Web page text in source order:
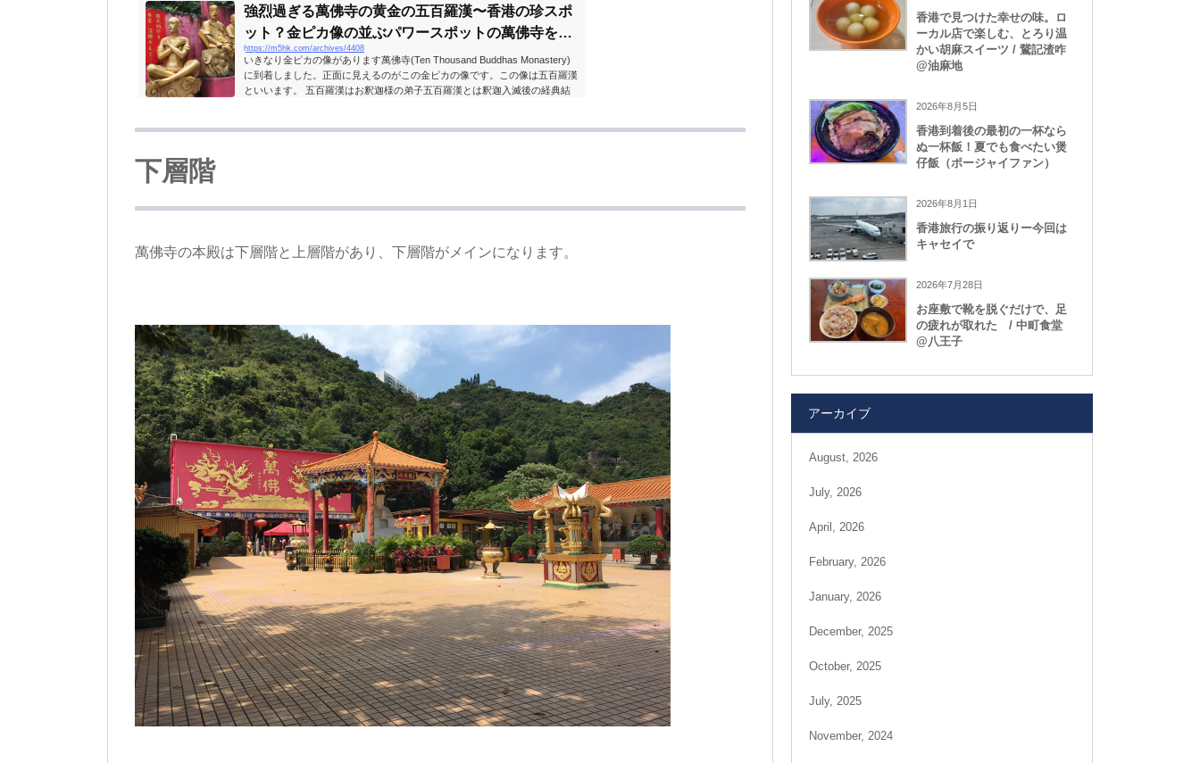
強烈過ぎる萬佛寺の黄金の五百羅漢〜香港の珍スポ
ット？金ピカ像の並ぶパワースポットの萬佛寺を探
索(2)
https://m5hk.com/archives/4408
いきなり金ピカの像があります萬佛寺(Ten Thousand Buddhas Monastery)
に到着しました。正面に見えるのがこの金ピカの像です。この像は五百羅漢
といいます。 五百羅漢はお釈迦様の弟子五百羅漢とは釈迦入滅後の経典結
た寺院がありますが、萬佛寺の五百羅漢ほど強烈なインパクトのあるものは
下層階
萬佛寺の本殿は下層階と上層階があり、下層階がメインになります。
香港で見つけた幸せの味。ロ
ーカル店で楽しむ、とろり温
かい胡麻スイーツ / 鵞記渣咋
@油麻地
2026年8月5日
香港到着後の最初の一杯なら
ぬ一杯飯！夏でも食べたい煲
仔飯（ポージャイファン）
2026年8月1日
香港旅行の振り返りー今回は
キャセイで
2026年7月28日
お座敷で靴を脱ぐだけで、足
の疲れが取れた / 中町食堂
@八王子
アーカイブ
August, 2026
July, 2026
April, 2026
February, 2026
January, 2026
December, 2025
October, 2025
July, 2025
November, 2024